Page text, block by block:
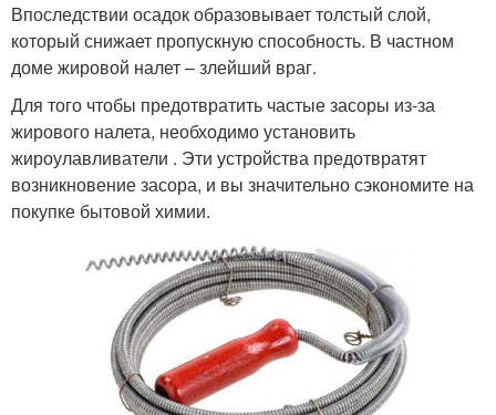
Впоследствии осадок образовывает толстый слой,
который снижает пропускную способность. В частном
доме жировой налет – злейший враг.
Для того чтобы предотвратить частые засоры из-за
жирового налета, необходимо установить
жироулавливатели . Эти устройства предотвратят
возникновение засора, и вы значительно сэкономите на
покупке бытовой химии.